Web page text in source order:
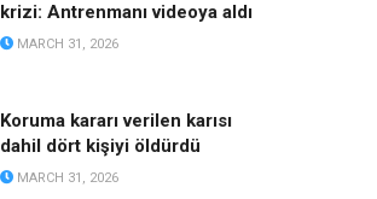
krizi: Antrenmanı videoya aldı
MARCH 31, 2026
Koruma kararı verilen karısı
dahil dört kişiyi öldürdü
MARCH 31, 2026